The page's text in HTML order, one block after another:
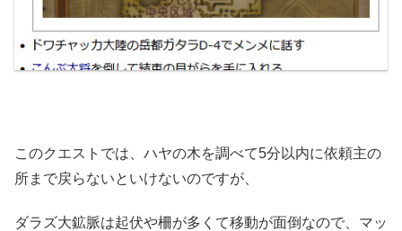
このクエストでは、ハヤの木を調べて5分以内に依頼主の
所まで戻らないといけないのですが、
ダラズ大鉱脈は起伏や柵が多くて移動が面倒なので、マッ